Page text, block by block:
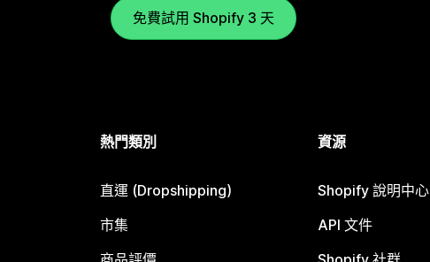
免費試用 Shopify 3 天
熱門類別
直運 (Dropshipping)
市集
資源
Shopify 說明中心
API 文件